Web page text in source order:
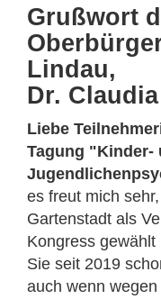
Grußwort
Lindau,
Dr.
Liebe
Tagung "Kinder-
es freut mich
Gartenstadt als
Kongress
Sie seit 2019
auch wenn